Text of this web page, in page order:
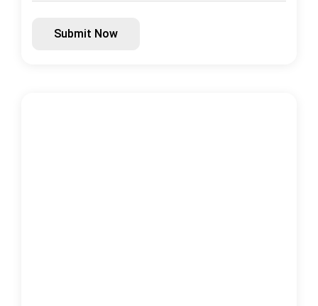
Submit Now